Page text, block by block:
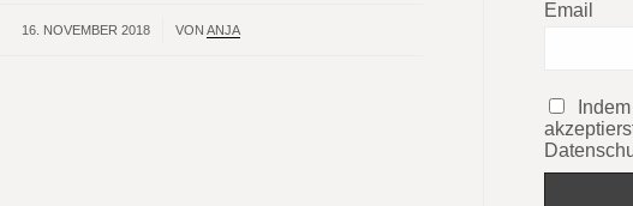
16. NOVEMBER 2018
/ VONANJA
Email